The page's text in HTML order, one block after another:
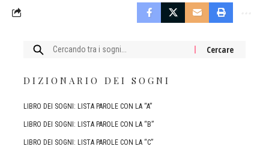
Cercare:
DIZIONARIO DEI SOGNI
LIBRO DEI SOGNI: LISTA PAROLE CON LA “A”
LIBRO DEI SOGNI: LISTA PAROLE CON LA “B”
LIBRO DEI SOGNI: LISTA PAROLE CON LA “C”